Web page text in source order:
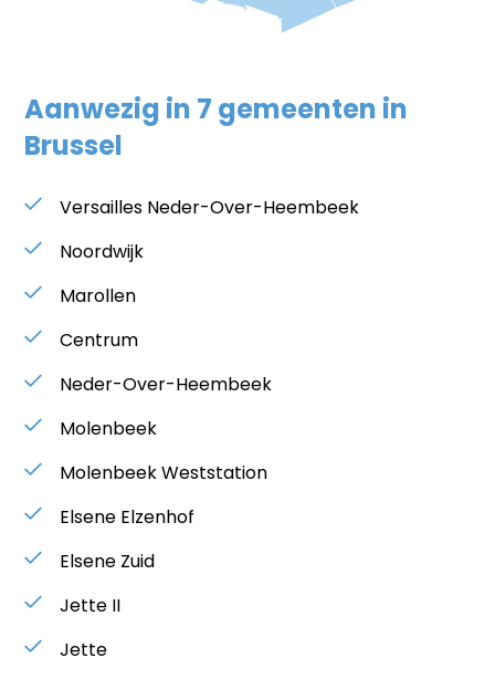
Aanwezig in 7 gemeenten in
Brussel
Versailles Neder-Over-Heembeek
Noordwijk
Marollen
Centrum
Neder-Over-Heembeek
Molenbeek
Molenbeek Weststation
Elsene Elzenhof
Elsene Zuid
Jette II
Jette